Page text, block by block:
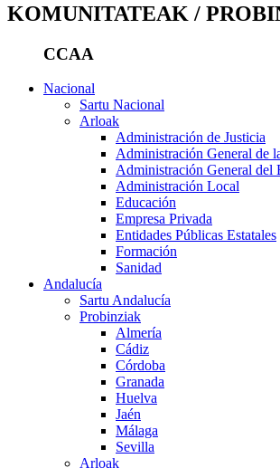
KOMUNITATEAK /
CCAA
Nacional
Sartu Nacional
Arloak
Administración de Justicia
Administración General de
Administración General del
Administración Local
Educación
Empresa Privada
Entidades Públicas Estatales
Formación
Sanidad
Andalucía
Sartu Andalucía
Probinziak
Almería
Cádiz
Córdoba
Granada
Huelva
Jaén
Málaga
Sevilla
Arloak